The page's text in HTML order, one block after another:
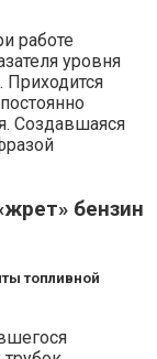
работе
уровня
Приходится
Создавшаяся
бензин
топливной